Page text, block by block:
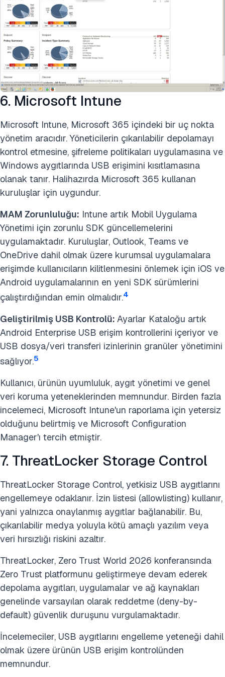
6. Microsoft Intune
Microsoft Intune, Microsoft 365 içindeki bir uç nokta
yönetim aracıdır. Yöneticilerin çıkarılabilir depolamayı
kontrol etmesine, şifreleme politikaları uygulamasına ve
Windows aygıtlarında USB erişimini kısıtlamasına
olanak tanır. Halihazırda Microsoft 365 kullanan
kuruluşlar için uygundur.
MAM Zorunluluğu: Intune artık Mobil Uygulama
Yönetimi için zorunlu SDK güncellemelerini
uygulamaktadır. Kuruluşlar, Outlook, Teams ve
OneDrive dahil olmak üzere kurumsal uygulamalara
erişimde kullanıcıların kilitlenmesini önlemek için iOS ve
Android uygulamalarının en yeni SDK sürümlerini
çalıştırdığından emin olmalıdır.4
Geliştirilmiş USB Kontrolü: Ayarlar Kataloğu artık
Android Enterprise USB erişim kontrollerini içeriyor ve
USB dosya/veri transferi izinlerinin granüler yönetimini
sağlıyor.5
Kullanıcı, ürünün uyumluluk, aygıt yönetimi ve genel
veri koruma yeteneklerinden memnundur. Birden fazla
incelemeci, Microsoft Intune'un raporlama için yetersiz
olduğunu belirtmiş ve Microsoft Configuration
Manager'ı tercih etmiştir.
7. ThreatLocker Storage Control
ThreatLocker Storage Control, yetkisiz USB aygıtlarını
engellemeye odaklanır. İzin listesi (allowlisting) kullanır,
yani yalnızca onaylanmış aygıtlar bağlanabilir. Bu,
çıkarılabilir medya yoluyla kötü amaçlı yazılım veya
veri hırsızlığı riskini azaltır.
ThreatLocker, Zero Trust World 2026 konferansında
Zero Trust platformunu geliştirmeye devam ederek
depolama aygıtları, uygulamalar ve ağ kaynakları
genelinde varsayılan olarak reddetme (deny-by-
default) güvenlik duruşunu vurgulamaktadır.
İncelemeciler, USB aygıtlarını engelleme yeteneği dahil
olmak üzere ürünün USB erişim kontrolünden
memnundur.